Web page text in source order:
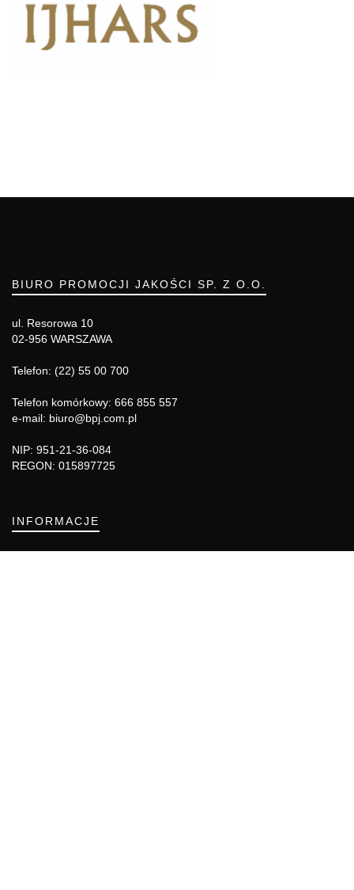
BIURO PROMOCJI JAKOŚCI SP. Z O.O.
ul. Resorowa 10
02-956 WARSZAWA
Telefon: (22) 55 00 700
Telefon komórkowy: 666 855 557
e-mail: biuro@bpj.com.pl
NIP: 951-21-36-084
REGON: 015897725
INFORMACJE